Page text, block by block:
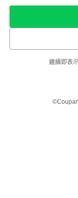
繼續即表